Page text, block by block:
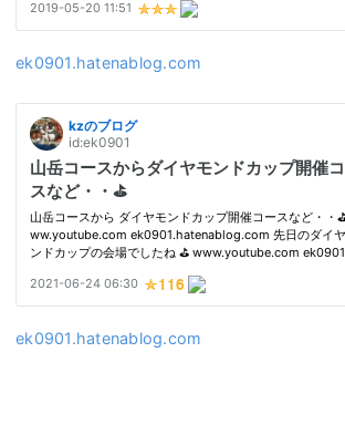
ek0901.hatenablog.com
ek0901.hatenablog.com